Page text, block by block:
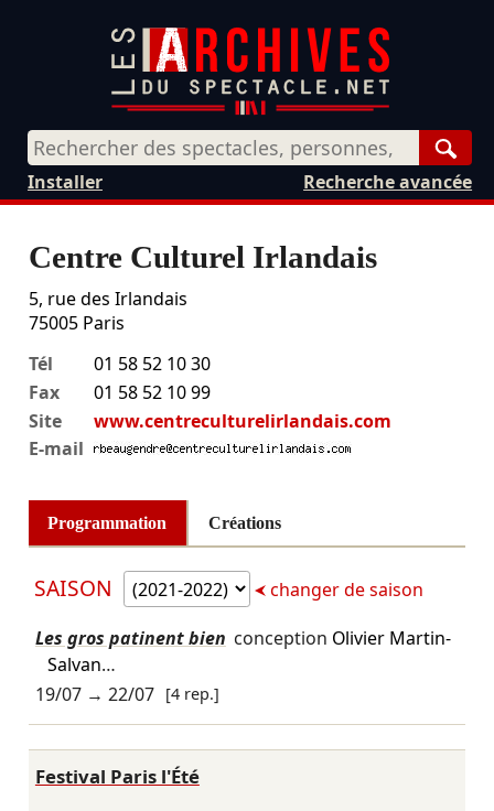
Recherche avancée
Installer
Centre Culturel Irlandais
5, rue des Irlandais
75005 Paris
Tél
01 58 52 10 30
Fax
01 58 52 10 99
Site
www.centreculturelirlandais.com
E-mail
Programmation Créations
SAISON changer de saison
Les gros patinent bien conception Olivier Martin-
Salvan…
19/07→ 22/07 [4 rep.]
Festival Paris l'Été